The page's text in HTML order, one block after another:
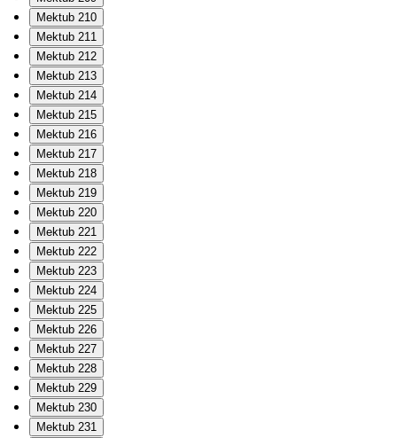
Mektub 210
Mektub 211
Mektub 212
Mektub 213
Mektub 214
Mektub 215
Mektub 216
Mektub 217
Mektub 218
Mektub 219
Mektub 220
Mektub 221
Mektub 222
Mektub 223
Mektub 224
Mektub 225
Mektub 226
Mektub 227
Mektub 228
Mektub 229
Mektub 230
Mektub 231